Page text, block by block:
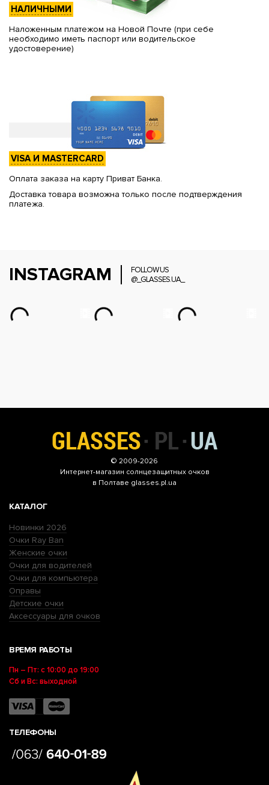
НАЛИЧНЫМИ
Наложенным платежом на Новой Почте (при себе
необходимо иметь паспорт или водительское
удостоверение)
VISA И MASTERCARD
Оплата заказа на карту Приват Банка.
Доставка товара возможна только после подтверждения
платежа.
INSTAGRAM
FOLLOW US
@_GLASSES.UA_
© 2009-2026
Интернет-магазин солнцезащитных очков
в Полтаве glasses.pl.ua
КАТАЛОГ
Новинки 2026
Очки Ray Ban
Женские очки
Очки для водителей
Очки для компьютера
Оправы
Детские очки
Аксессуары для очков
ВРЕМЯ РАБОТЫ
Пн – Пт: с 10:00 до 19:00
Сб и Вс: выходной
ТЕЛЕФОНЫ